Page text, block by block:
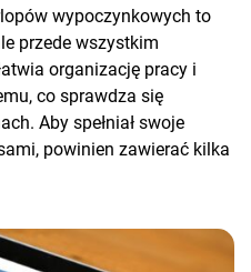
wypoczynkowych to
przede wszystkim
organizację pracy i
co sprawdza się
Aby spełniał swoje
powinien zawierać kilka